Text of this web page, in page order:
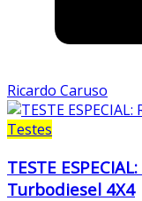
Ricardo Caruso
Testes
TESTE
Turbodiesel 4X4